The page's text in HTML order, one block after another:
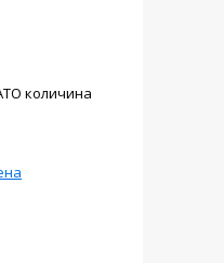
количина